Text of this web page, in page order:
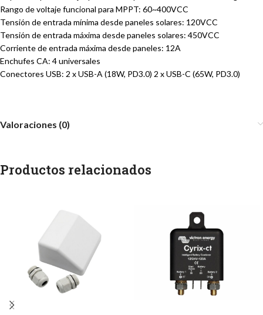
Rango de voltaje funcional para MPPT: 60~400VCC
Tensión de entrada mínima desde paneles solares: 120VCC
Tensión de entrada máxima desde paneles solares: 450VCC
Corriente de entrada máxima desde paneles: 12A
Enchufes CA: 4 universales
Conectores USB: 2 x USB-A (18W, PD3.0) 2 x USB-C (65W, PD3.0)
Valoraciones (0)
Productos relacionados